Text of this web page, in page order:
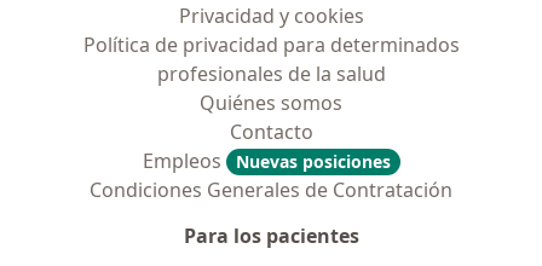
Privacidad y cookies
Política de privacidad para determinados
profesionales de la salud
Quiénes somos
Contacto
Empleos
Nuevas posiciones
Condiciones Generales de Contratación
Para los pacientes